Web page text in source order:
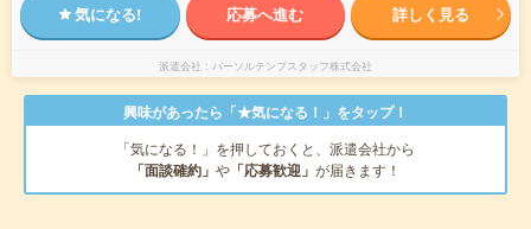
気になる! 応募へ進む 詳しく見る
派遣会社 パーソルテンプスタッフ株式会社
興味があったら「★気になる！」をタップ！
「気になる！」を押しておくと、派遣会社から
「面談確約」 や 「応募歓迎」 が届きます！